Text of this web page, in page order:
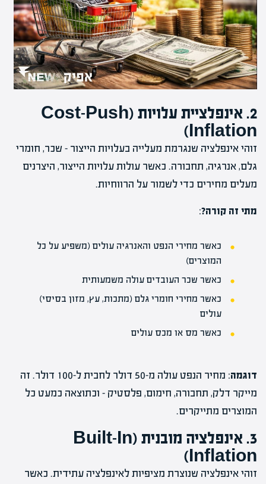
2. אינפלציית עלויות (Cost-Push
Inflation)
זוהי אינפלציה שנגרמת מעלייה בעלויות הייצור – שכר, חומרי
גלם, אנרגיה, תחבורה. כאשר עולות עלויות הייצור, היצרנים
מעלים מחירים כדי לשמור על הרווחיות.
מתי זה קורה?:
כאשר מחירי הנפט והאנרגיה עולים (משפיע על כל
המוצרים)
כאשר שכר העובדים עולה משמעותית
כאשר מחירי חומרי גלם (מתכות, עץ, מזון בסיסי)
עולים
כאשר מס או מכס עולים
דוגמה
: מחיר הנפט עולה מ-50 דולר לחבית ל-100 דולר. זה
מייקר דלק, תחבורה, חימום, פלסטיק – וכתוצאה כמעט כל
המוצרים מתייקרים.
3. אינפלציה מובנית (Built-In
Inflation)
זוהי אינפלציה שנוצרת מציפיות לאינפלציה עתידית. כאשר